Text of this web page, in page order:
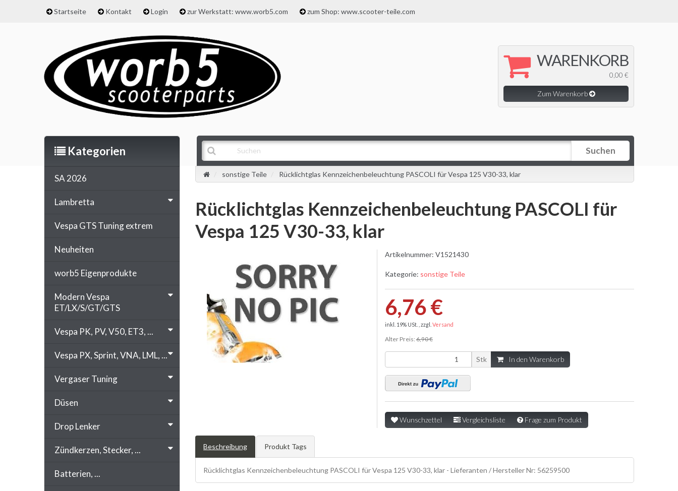
Startseite Kontakt Login zur Werkstatt: www.worb5.com zum Shop: www.scooter-teile.com
WARENKORB
0,00 €
Zum Warenkorb
Suchen
sonstige Teile Rücklichtglas Kennzeichenbeleuchtung PASCOLI für Vespa 125 V30-33, klar
Rücklichtglas Kennzeichenbeleuchtung PASCOLI für
Vespa 125 V30-33, klar
Artikelnummer: V1521430
Kategorie: sonstige Teile
6,76 €
inkl. 19% USt. , zzgl. Versand
Alter Preis: 6,90 €
Stk In den Warenkorb
Wunschzettel Vergleichsliste Frage zum Produkt
Beschreibung Produkt Tags
Rücklichtglas Kennzeichenbeleuchtung PASCOLI für Vespa 125 V30-33, klar - Lieferanten / Hersteller Nr: 56259500
Kategorien
SA 2026
Lambretta
Vespa GTS Tuning extrem
Neuheiten
worb5 Eigenprodukte
Modern Vespa
ET/LX/S/GT/GTS
Vespa PK, PV, V50, ET3, ...
Vespa PX, Sprint, VNA, LML, ...
Vergaser Tuning
Düsen
Drop Lenker
Zündkerzen, Stecker, ...
Batterien, ...